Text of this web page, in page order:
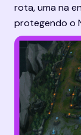
rota, uma na
protegendo o